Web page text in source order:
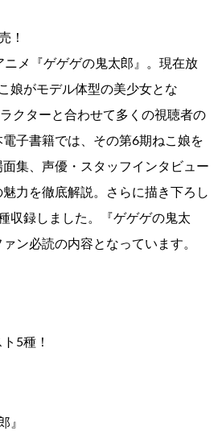
！
メ『ゲゲゲの鬼太郎』。現在放
娘がモデル体型の美少女とな
クターと合わせて多くの視聴者の
子書籍では、その第6期ねこ娘を
集、声優・スタッフインタビュー
力を徹底解説。さらに描き下ろし
収録しました。『ゲゲゲの鬼太
ン必読の内容となっています。
5種！
』